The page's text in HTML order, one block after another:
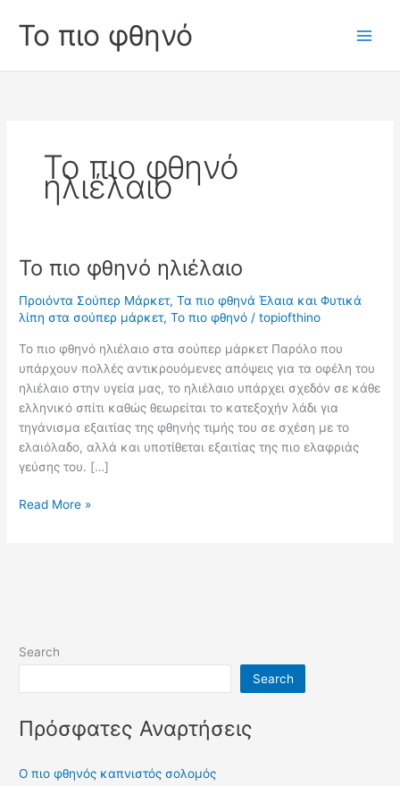
content
Το πιο φθηνό
Το πιο φθηνό
ηλιέλαιο
Το πιο φθηνό ηλιέλαιο
Προιόντα Σούπερ Μάρκετ,Τα πιο φθηνά Έλαια και Φυτικά
λίπη στα σούπερ μάρκετ,Το πιο φθηνό /topiofthino
Το πιο φθηνό ηλιέλαιο στα σούπερ μάρκετ Παρόλο που
υπάρχουν πολλές αντικρουόμενες απόψεις για τα οφέλη του
ηλιέλαιο στην υγεία μας, το ηλιέλαιο υπάρχει σχεδόν σε κάθε
ελληνικό σπίτι καθώς θεωρείται το κατεξοχήν λάδι για
τηγάνισμα εξαιτίας της φθηνής τιμής του σε σχέση με το
ελαιόλαδο, αλλά και υποτίθεται εξαιτίας της πιο ελαφριάς
γεύσης του. […]
Το
Read More »
Search
Search
Πρόσφατες Αναρτήσεις
Ο πιο φθηνός καπνιστός σολομός